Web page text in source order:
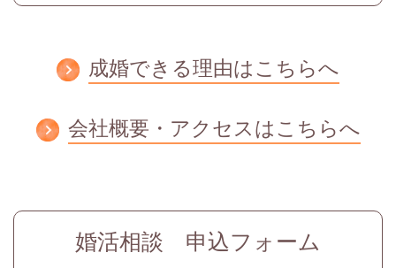
成婚できる理由はこちらへ
会社概要・アクセスはこちらへ
婚活相談 申込フォーム